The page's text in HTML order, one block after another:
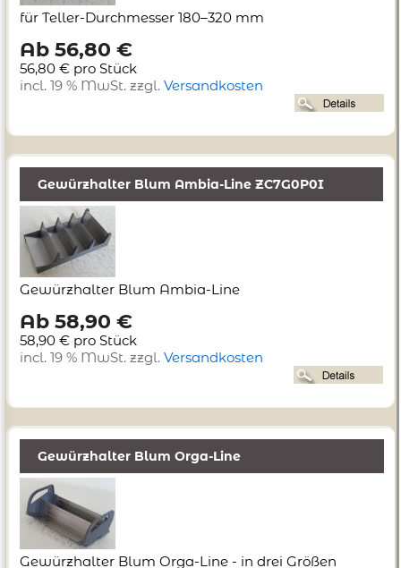
für Teller-Durchmesser 180–320 mm
Ab 56,80 €
56,80 € pro Stück
incl. 19 % MwSt. zzgl. Versandkosten
Gewürzhalter Blum Ambia-Line ZC7G0P0I
Gewürzhalter Blum Ambia-Line
Ab 58,90 €
58,90 € pro Stück
incl. 19 % MwSt. zzgl. Versandkosten
Gewürzhalter Blum Orga-Line
Gewürzhalter Blum Orga-Line - in drei Größen